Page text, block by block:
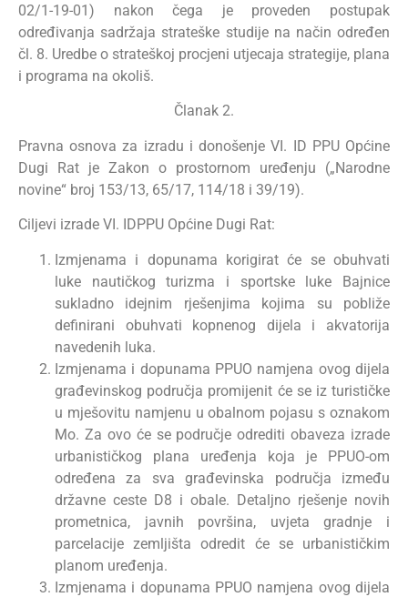
02/1-19-01) nakon čega je proveden postupak
određivanja sadržaja strateške studije na način određen
čl. 8. Uredbe o strateškoj procjeni utjecaja strategije, plana
i programa na okoliš.
Članak 2.
Pravna osnova za izradu i donošenje VI. ID PPU Općine
Dugi Rat je Zakon o prostornom uređenju („Narodne
novine“ broj 153/13, 65/17, 114/18 i 39/19).
Ciljevi izrade VI. IDPPU Općine Dugi Rat:
Izmjenama i dopunama korigirat će se obuhvati
luke nautičkog turizma i sportske luke Bajnice
sukladno idejnim rješenjima kojima su pobliže
definirani obuhvati kopnenog dijela i akvatorija
navedenih luka.
Izmjenama i dopunama PPUO namjena ovog dijela
građevinskog područja promijenit će se iz turističke
u mješovitu namjenu u obalnom pojasu s oznakom
Mo. Za ovo će se područje odrediti obaveza izrade
urbanističkog plana uređenja koja je PPUO-om
određena za sva građevinska područja između
državne ceste D8 i obale. Detaljno rješenje novih
prometnica, javnih površina, uvjeta gradnje i
parcelacije zemljišta odredit će se urbanističkim
planom uređenja.
Izmjenama i dopunama PPUO namjena ovog dijela